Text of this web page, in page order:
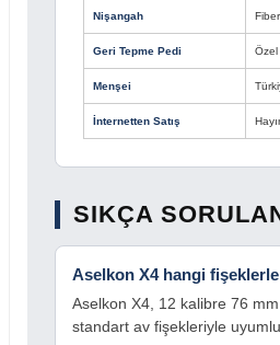
Nişangah
Geri Tepme Pedi
Menşei
İnternetten Satış Hayır
SIKÇA
Aselkon X4 hangi fişeklerle
Aselkon X4, 12 kalibre 76
standart av fişekleriyle